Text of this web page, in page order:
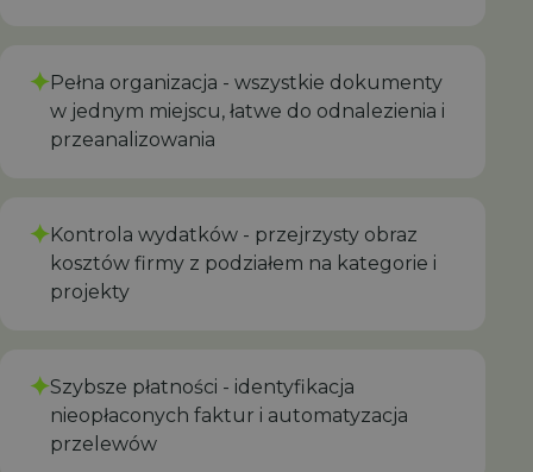
✦Pełna organizacja - wszystkie dokumenty
w jednym miejscu, łatwe do odnalezienia i
przeanalizowania
✦Kontrola wydatków - przejrzysty obraz
kosztów firmy z podziałem na kategorie i
projekty
✦Szybsze płatności - identyfikacja
nieopłaconych faktur i automatyzacja
przelewów